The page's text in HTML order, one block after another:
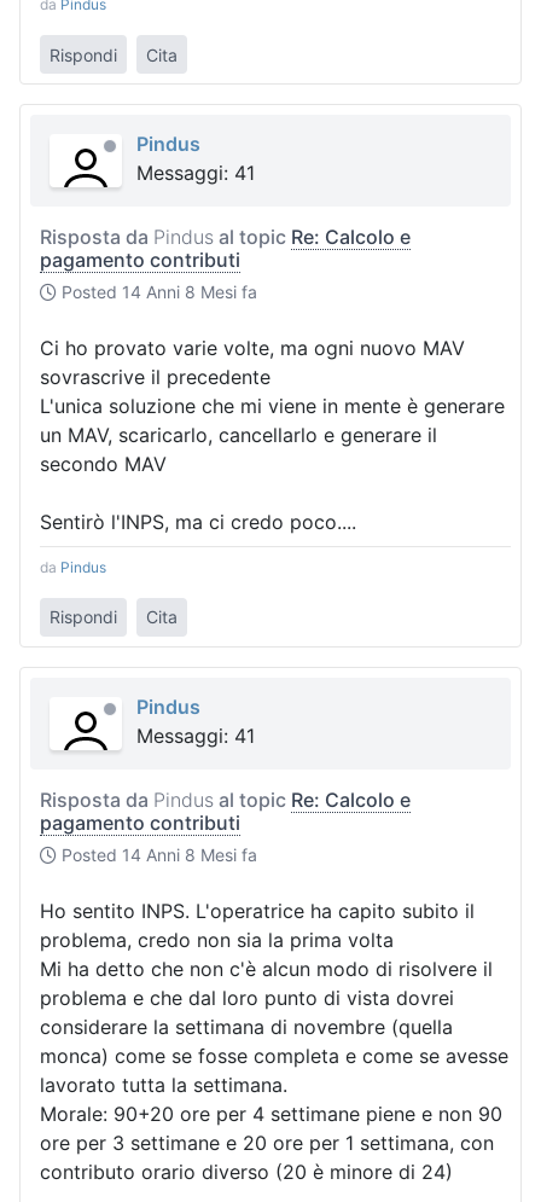
da Pindus
Rispondi Cita
Pindus
Messaggi: 41
Risposta da Pindus al topic Re: Calcolo e
pagamento contributi
Posted 14 Anni 8 Mesi fa
Ci ho provato varie volte, ma ogni nuovo MAV
sovrascrive il precedente
L'unica soluzione che mi viene in mente è generare
un MAV, scaricarlo, cancellarlo e generare il
secondo MAV
Sentirò l'INPS, ma ci credo poco....
da Pindus
Rispondi Cita
Pindus
Messaggi: 41
Risposta da Pindus al topic Re: Calcolo e
pagamento contributi
Posted 14 Anni 8 Mesi fa
Ho sentito INPS. L'operatrice ha capito subito il
problema, credo non sia la prima volta
Mi ha detto che non c'è alcun modo di risolvere il
problema e che dal loro punto di vista dovrei
considerare la settimana di novembre (quella
monca) come se fosse completa e come se avesse
lavorato tutta la settimana.
Morale: 90+20 ore per 4 settimane piene e non 90
ore per 3 settimane e 20 ore per 1 settimana, con
contributo orario diverso (20 è minore di 24)